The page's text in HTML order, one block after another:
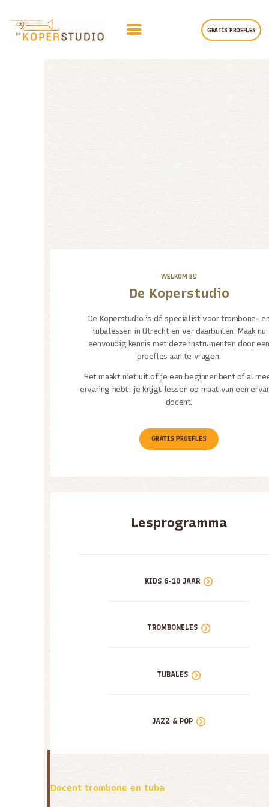
GRATIS PROEFLES
WELKOM BIJ
De Koperstudio
De Koperstudio is dé specialist voor trombone-
tubalessen in Utrecht en ver daarbuiten. Maak nu
eenvoudig kennis met deze instrumenten door
proefles aan te vragen.
Het maakt niet uit of je een beginner bent of al
ervaring hebt: je krijgt lessen op maat van een
docent.
GRATIS PROEFLES
Lesprogramma
KIDS 6-10 JAAR
TROMBONELES
TUBALES
JAZZ & POP
Docent trombone en tuba